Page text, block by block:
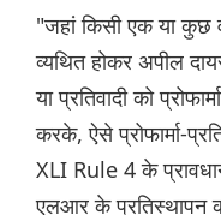
"जहां किसी एक या कुछ
व्यथित होकर अपील
या प्रतिवादी को
करके, ऐसे प्रोफार्मा-
XLI Rule 4 के
एलआर के प्रतिस्थापन